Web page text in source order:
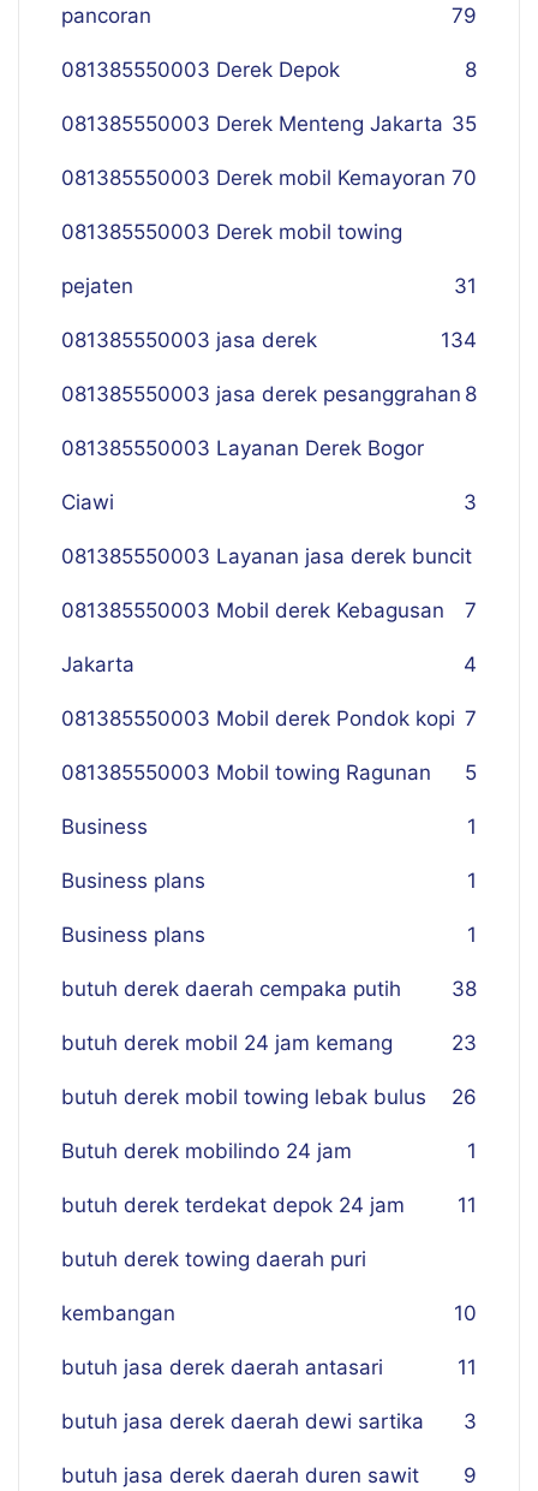
pancoran 79
081385550003 Derek Depok 8
081385550003 Derek Menteng Jakarta 35
081385550003 Derek mobil Kemayoran 70
081385550003 Derek mobil towing
pejaten 31
081385550003 jasa derek 134
081385550003 jasa derek pesanggrahan 8
081385550003 Layanan Derek Bogor
Ciawi 3
081385550003 Layanan jasa derek buncit
7
081385550003 Mobil derek Kebagusan
Jakarta 4
081385550003 Mobil derek Pondok kopi 7
081385550003 Mobil towing Ragunan 5
Business 1
Business plans 1
Business plans 1
butuh derek daerah cempaka putih 38
butuh derek mobil 24 jam kemang 23
butuh derek mobil towing lebak bulus 26
Butuh derek mobilindo 24 jam 1
butuh derek terdekat depok 24 jam 11
butuh derek towing daerah puri
kembangan 10
butuh jasa derek daerah antasari 11
butuh jasa derek daerah dewi sartika 3
butuh jasa derek daerah duren sawit 9